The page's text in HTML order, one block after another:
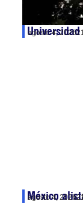
agosto 4, 2026
México
agosto 4, 2026